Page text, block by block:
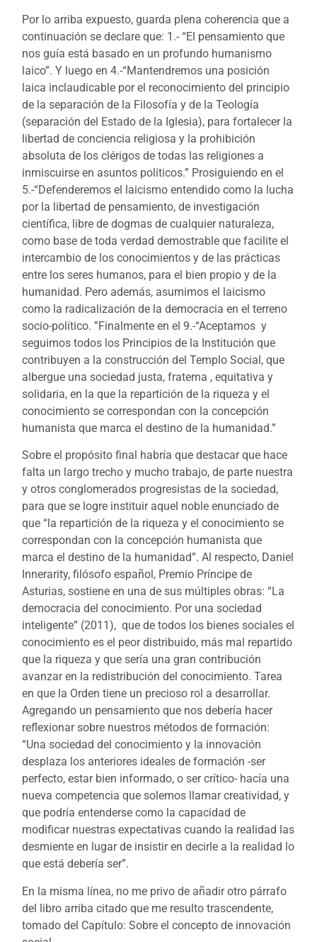
Por lo arriba expuesto, guarda plena coherencia que a
continuación se declare que: 1.- “El pensamiento que
nos guía está basado en un profundo humanismo
laico”. Y luego en 4.-“Mantendremos una posición
laica inclaudicable por el reconocimiento del principio
de la separación de la Filosofía y de la Teología
(separación del Estado de la Iglesia), para fortalecer la
libertad de conciencia religiosa y la prohibición
absoluta de los clérigos de todas las religiones a
inmiscuirse en asuntos políticos.” Prosiguiendo en el
5.-“Defenderemos el laicismo entendido como la lucha
por la libertad de pensamiento, de investigación
científica, libre de dogmas de cualquier naturaleza,
como base de toda verdad demostrable que facilite el
intercambio de los conocimientos y de las prácticas
entre los seres humanos, para el bien propio y de la
humanidad. Pero además, asumimos el laicismo
como la radicalización de la democracia en el terreno
socio-político. ”Finalmente en el 9.-“Aceptamos y
seguimos todos los Principios de la Institución que
contribuyen a la construcción del Templo Social, que
albergue una sociedad justa, fraterna , equitativa y
solidaria, en la que la repartición de la riqueza y el
conocimiento se correspondan con la concepción
humanista que marca el destino de la humanidad.”
Sobre el propósito final habría que destacar que hace
falta un largo trecho y mucho trabajo, de parte nuestra
y otros conglomerados progresistas de la sociedad,
para que se logre instituir aquel noble enunciado de
que “la repartición de la riqueza y el conocimiento se
correspondan con la concepción humanista que
marca el destino de la humanidad”. Al respecto, Daniel
Innerarity, filósofo español, Premio Príncipe de
Asturias, sostiene en una de sus múltiples obras: “La
democracia del conocimiento. Por una sociedad
inteligente” (2011), que de todos los bienes sociales el
conocimiento es el peor distribuido, más mal repartido
que la riqueza y que sería una gran contribución
avanzar en la redistribución del conocimiento. Tarea
en que la Orden tiene un precioso rol a desarrollar.
Agregando un pensamiento que nos debería hacer
reflexionar sobre nuestros métodos de formación:
“Una sociedad del conocimiento y la innovación
desplaza los anteriores ideales de formación -ser
perfecto, estar bien informado, o ser crítico- hacía una
nueva competencia que solemos llamar creatividad, y
que podría entenderse como la capacidad de
modificar nuestras expectativas cuando la realidad las
desmiente en lugar de insistir en decirle a la realidad lo
que está debería ser”.
En la misma línea, no me privo de añadir otro párrafo
del libro arriba citado que me resulto trascendente,
tomado del Capítulo: Sobre el concepto de innovación